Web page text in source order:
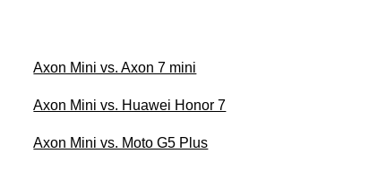
Axon Mini vs. Axon 7 mini
Axon Mini vs. Huawei Honor 7
Axon Mini vs. Moto G5 Plus